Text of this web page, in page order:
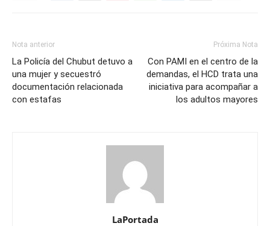
Nota anterior
La Policía del Chubut detuvo a
una mujer y secuestró
documentación relacionada
con estafas
Próxima Nota
Con PAMI en el centro de la
demandas, el HCD trata una
iniciativa para acompañar a
los adultos mayores
LaPortada